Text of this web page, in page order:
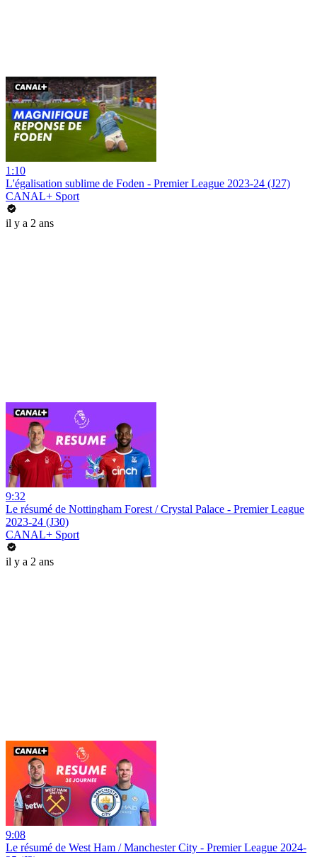
1:10
L'égalisation sublime de Foden - Premier League 2023-24 (J27)
CANAL+ Sport
il y a 2 ans
9:32
Le résumé de Nottingham Forest / Crystal Palace - Premier League
2023-24 (J30)
CANAL+ Sport
il y a 2 ans
9:08
Le résumé de West Ham / Manchester City - Premier League 2024-